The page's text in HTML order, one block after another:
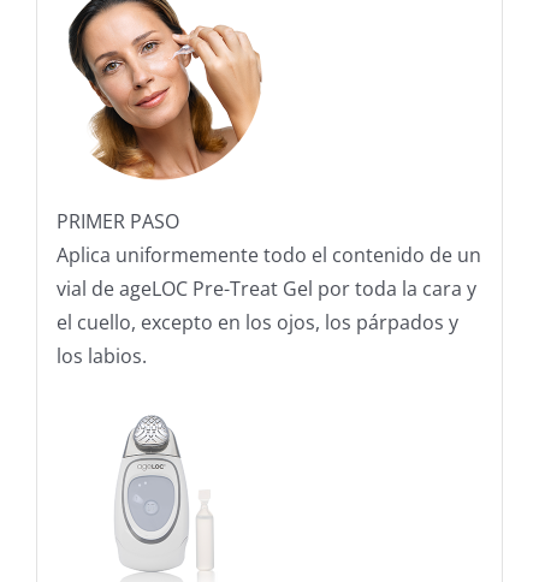
PRIMER PASO
Aplica uniformemente todo el contenido de un
vial de ageLOC Pre-Treat Gel por toda la cara y
el cuello, excepto en los ojos, los párpados y
los labios.